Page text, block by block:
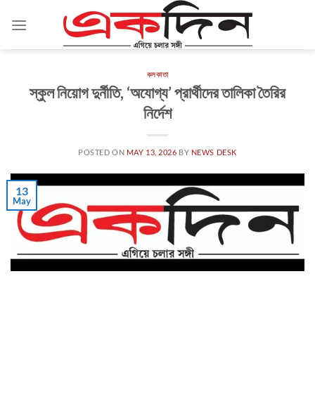
কলকাতা
স্কুল নিয়োগ দুর্নীতি, ‘অযোগ্য’ প্রার্থীদের তালিকা তৈরির
নির্দেশ
POSTED ON MAY 13, 2026 BY NEWS DESK
13
May